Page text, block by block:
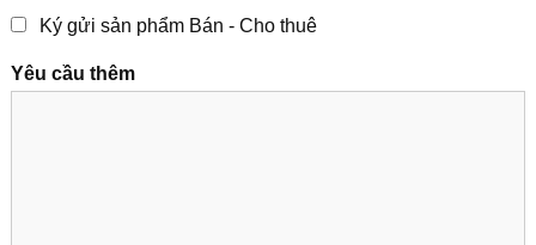
Ký gửi sản phẩm Bán - Cho thuê
Yêu cầu thêm